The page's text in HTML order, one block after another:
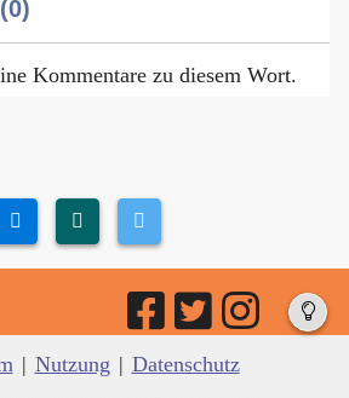
Kommentare zu diesem Wort.
| Nutzung | Datenschutz